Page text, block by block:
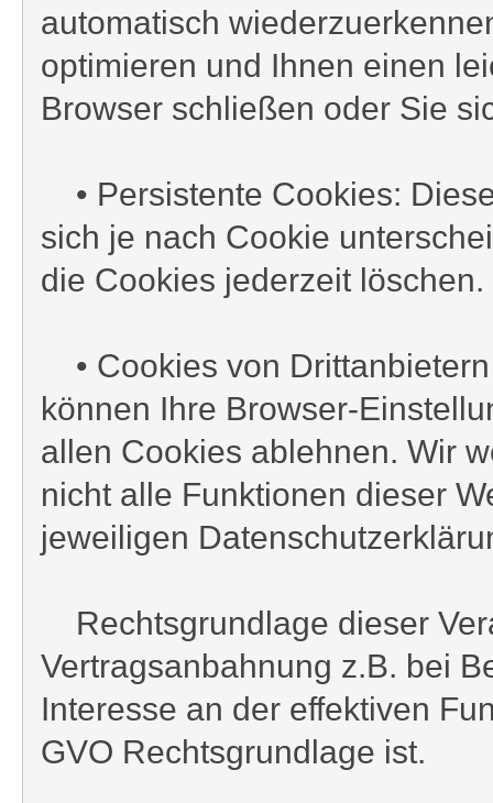
automatisch
optimieren und Ihnen einen
Browser schließen oder Sie
• Persistente Cookies:
sich je nach Cookie
die Cookies jederzeit löschen.
• Cookies von
können Ihre Browser-
allen Cookies ablehnen. Wir
nicht alle Funktionen dieser
jeweiligen
Rechtsgrundlage dieser
Vertragsanbahnung z.B. bei
Interesse an der effektiven
GVO Rechtsgrundlage ist.